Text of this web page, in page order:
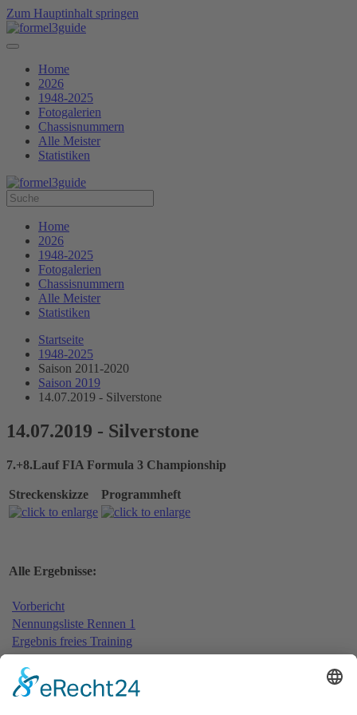
Zum Hauptinhalt springen
Home
2026
1948-2025
Fotogalerien
Chassisnummern
Alle Meister
Statistiken
Home
2026
1948-2025
Fotogalerien
Chassisnummern
Alle Meister
Statistiken
Startseite
1948-2025
Saison 2011-2020
Saison 2019
14.07.2019 - Silverstone
14.07.2019 - Silverstone
7.+8.Lauf FIA Formula 3 Championship
Streckenskizze Programmheft
Alle Ergebnisse:
Vorbericht
Nennungsliste Rennen 1
Ergebnis freies Training
Bericht freies Training
Ergebnis Zeittraining
Bericht Zeittraining